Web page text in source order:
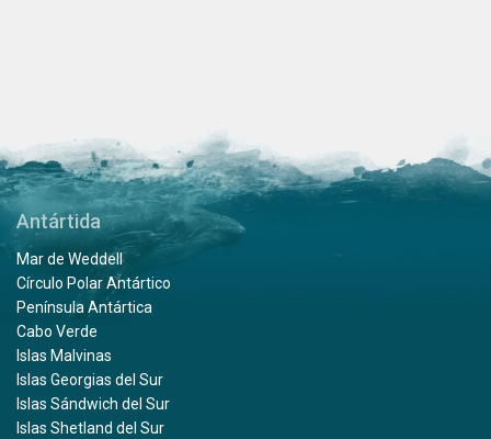
Antártida
Mar de Weddell
Círculo Polar Antártico
Península Antártica
Cabo Verde
Islas Malvinas
Islas Georgias del Sur
Islas Sándwich del Sur
Islas Shetland del Sur